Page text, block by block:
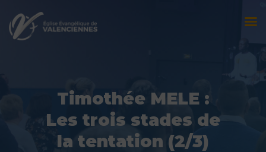
Timothée MELE :
Les trois stades de
la tentation (2/3)
Évènements
Prédications